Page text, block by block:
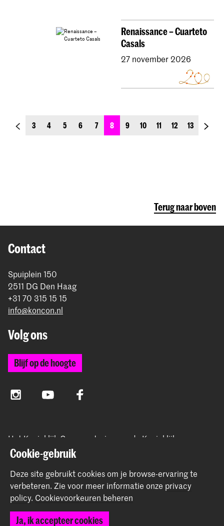
Renaissance – Cuarteto
Casals
27 november 2026
previous_page
3 4 5 6 7 8 9 10 11 12 13
Terug naar boven
Contact
Spuiplein 150
2511 DG Den Haag
+31 70 315 15 15
info@koncon.nl
Volg ons
Blijf op de hoogte
InstagramYouTube Facebook
Het Koninklijk Conservatorium en de Koninklijke
Academie van Beeldende Kunsten vormen samen
Hogeschool der Kunsten Den Haag.
© 2025 - 2026 Koninklijk Conservatorium |
Cookie-gebruik
Deze site gebruikt cookies om je browse-ervaring te
verbeteren. Zie voor meer informatie onze privacy
policy. Cookievoorkeuren beheren
Ja, ik accepteer cookies